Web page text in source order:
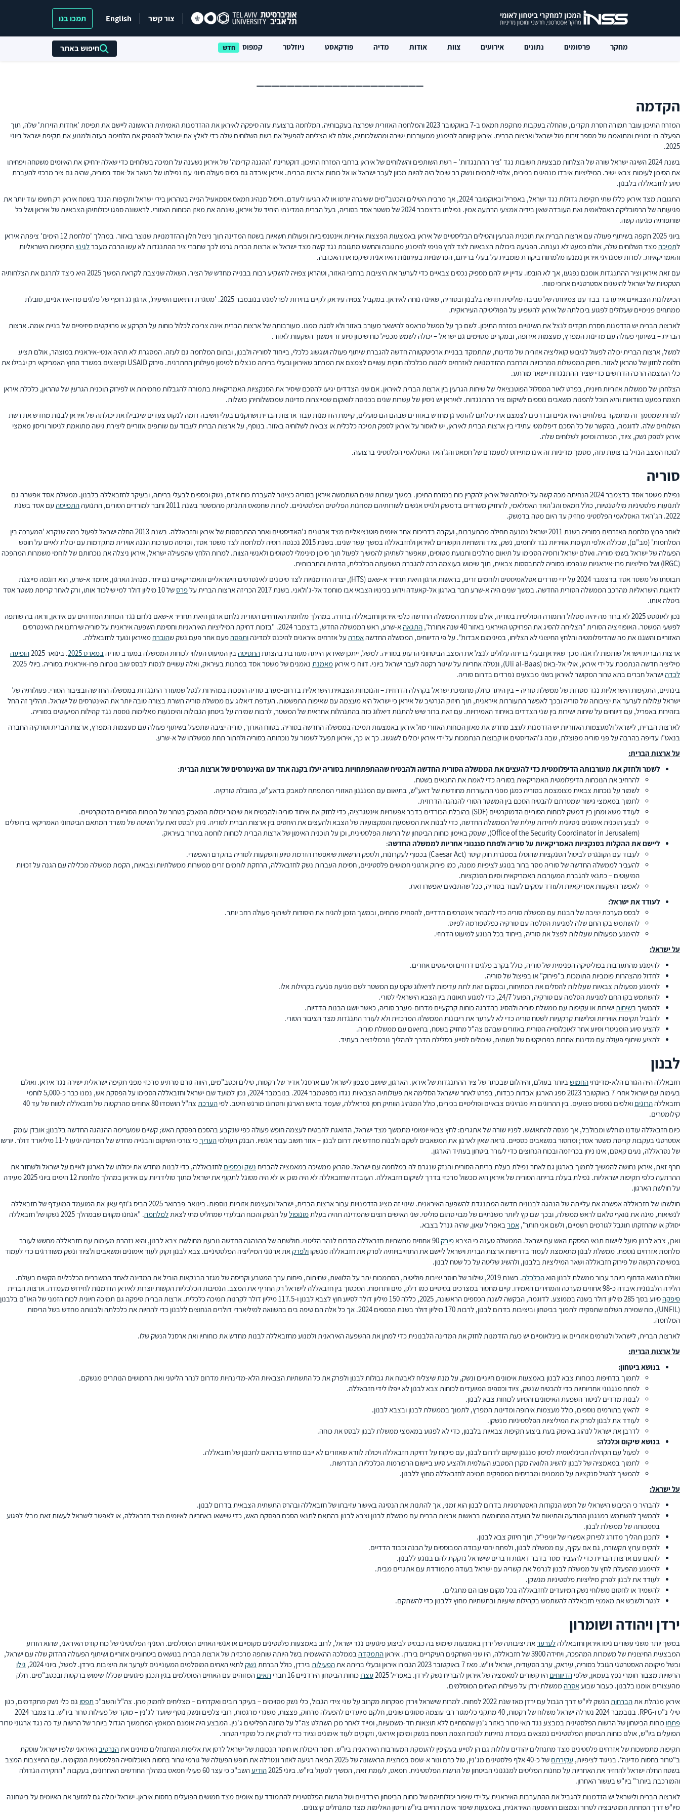
צור קשר English תמכו בנו
מחקר פרסומים נתונים אירועים צוות אודות מדיה פודקאסט ניוזלטר קמפוס חיפוש באתר
הקדמה
המזרח התיכון עובר תמורה חסרת תקדים, שהחלה בעקבות מתקפת חמאס ב-7 באוקטובר 2023 והמלחמה האזורית שפרצה בעקבותיה. המלחמה ברצועת עזה סיפקה לאיראן את ההזדמנות האמיתית הראשונה ליישם את תפיסת 'אחדות הזירות' שלה, תוך
הפעלה בו-זמנית ומתואמת של מספר זירות מול ישראל וארצות הברית. איראן קיוותה להימנע ממעורבות ישירה ומהשלכותיה, אולם לא הצליחה להפעיל את רשת השלוחים שלה כדי לאלץ את ישראל להפסיק את הלחימה בעזה ולמנוע את תקיפת ישראל ביוני
2025.
בשנת 2024 השיגה ישראל שורה של הצלחות מבצעיות חשובות נגד 'ציר ההתנגדות' – רשת השותפים והשלוחים של איראן ברחבי המזרח התיכון. דוקטרינת 'ההגנה קדימה' של איראן נשענה על תמיכה בשלוחים כדי שאלה ירחיקו את האיומים משטחה ויפחיתו
את הסיכון לעימות צבאי ישיר. המיליציות איבדו מנהיגים בכירים, אלפי לוחמים ונשק רב שיכול היה להיות מכוון לעבר ישראל או אל כוחות ארצות הברית. איראן איבדה גם בסיס פעולה חיוני עם נפילתו של בשאר אל-אסד בסוריה, שהיה גם ציר מרכזי להעברת
סיוע לחזבאללה בלבנון.
התגובות מצד איראן כללו שתי תקיפות גדולות נגד ישראל, באפריל ובאוקטובר 2024, אך מרבית הטילים והכטב"מים ששיגרה יורטו או לא הגיעו ליעדם. חיסול מנהיג חמאס אסמאעיל הנייה בטהראן בידי ישראל ותקיפות הנגד בשטח איראן רק חשפו עוד יותר את
פגיעותה של הרפובליקה האסלאמית ואת העובדה שאין בידיה אמצעי הרתעה אמין. נפילתו בדצמבר 2024 של משטר אסד בסוריה, בעל הברית המדינתי היחיד של איראן, שינתה את מאזן הכוחות האזורי. לראשונה ספגו יכולותיהן הצבאיות של איראן ושל כל
שותפותיה פגיעה קשה.
ביוני 2025 תקפה בשיתוף פעולה עם ארצות הברית את תוכנית הגרעין והטילים הבליסטיים של איראן באמצעות הפצצות אוויריות אינטנסיביות ופעולות חשאיות בשטח המדינה תוך ניצול חלון ההזדמנויות שנוצר באזור. במהלך 'מלחמת 12 הימים' ציפתה איראן
לתמיכהמצד השלוחים שלה, אולם כמעט לא נענתה. הפגיעה ביכולות הצבאיות לצד לחץ פנימי להימנע מתגובה והחשש מתגובת נגד קשה מצד ישראל או ארצות הברית גרמו לכך שחברי ציר ההתנגדות לא עשו הרבה מעברלגינוי התקיפות הישראליות
והאמריקאיות. למרות שמנהיגי איראן נמנעו מלמתוח ביקורת פומבית על בעלי בריתם, הפרשנויות בעיתונות האיראנית שיקפו את האכזבה.
עם זאת איראן וציר ההתנגדות אומנם נפגעו, אך לא הובסו. עדיין יש להם מספיק נכסים צבאיים כדי לערער את היציבות ברחבי האזור, וטהראן צפויה להשקיע רבות בבנייה מחדש של הציר. השאלה שניצבת לקראת המשך 2025 היא כיצד לתרגם את הצלחותיה
הטקטיות של ישראל להישגים אסטרטגיים ארוכי טווח.
הכישלונות הצבאיים אירעו בד בבד עם צמיחתה של סביבה פוליטית חדשה בלבנון ובסוריה, שאינה נוחה לאיראן. במקביל צפויה עיראק לקיים בחירות לפרלמנט בנובמבר 2025. 'מסגרת התיאום השיעית', ארגון גג רופף של פלגים פרו-איראניים, סובלת
ממתחים פנימיים שעלולים לפגוע ביכולתה של איראן להשפיע על הפוליטיקה העיראקית.
לארצות הברית יש הזדמנות חסרת תקדים לנצל את השינויים במזרח התיכון. לשם כך על ממשל טראמפ להישאר מעורב באזור ולא לסגת ממנו. מעורבותה של ארצות הברית אינה צריכה לכלול כוחות על הקרקע או פרויקטים סיזיפיים של בניית אומה. ארצות
הברית – בשיתוף פעולה עם מדינות המפרץ, מעצמות אירופה, ובמקרים מסוימים גם ישראל – יכולה לשמש מכפיל כוח שיכוון סיוע זר וימשוך השקעות לאזור.
למשל, ארצות הברית יכולה לפעול לגיבוש קואליציה אזורית של מדינות, שתתמקד בבניית ארכיטקטורה חדשה להגברת שיתוף פעולה ושגשוג כלכלי, בייחוד לסוריה ולבנון, ובתום המלחמה גם לעזה. המסגרת לא תהיה אנטי-איראנית במוצהר, אולם תציע
חלופה לחזון של טהראן לאזור. חיזוק הממשלות המרכזיות והרחבת ההזדמנויות לאזרחים ליהנות מכלכלה חוקית עשויים לצמצם את המרחב שאיראן ובעלי בריתה מנצלים למימון פעילותן החתרנית. פירוק USAID וקיצוצים במשרד החוץ האמריקאי רק יגבילו את
כלי העוצמה הרכה הדרושים כדי שציר ההתנגדות יישאר מורתע.
הצלחתן של ממשלות אזוריות חיונית, בפרט לאור המסלול הפוטנציאלי של שיחות הגרעין בין ארצות הברית לאיראן. אם שני הצדדים יגיעו להסכם שיסיר את הסנקציות האמריקאיות בתמורה להגבלות מחמירות או לפירוק תוכנית הגרעין של טהראן, כלכלת איראן
תצמח כמעט בוודאות והיא תוכל להפנות משאבים נוספים לשיקום ציר ההתנגדות. לאיראן יש ניסיון של עשרות שנים בכניסה לוואקום שמייצרות מדינות שממשלותיהן כושלות.
למרות שמסמך זה מתמקד בשלוחים האיראניים ובדרכים לצמצם את יכולתם להתארגן מחדש באזורים שבהם הם פועלים, קיימת הזדמנות עבור ארצות הברית ושחקנים בעלי חשיבה דומה לנקוט צעדים שיגבילו את יכולתה של איראן לבנות מחדש את רשת
השלוחים שלה. לדוגמה, בהקשר של כל הסכם דיפלומטי עתידי בין ארצות הברית לאיראן, יש לאסור על איראן לספק תמיכה כלכלית או צבאית לשלוחיה באזור. בנוסף, על ארצות הברית לעבוד עם שותפים אזוריים ליצירת גישה מתואמת לניטור וריסון מאמצי
איראן לספק נשק, ציוד, הכשרה ומימון לשלוחים שלה.
לנוכח המצב הנזיל ברצועת עזה, מסמך מדיניות זה אינו מתייחס למעמדם של חמאס והג'האד האסלאמי הפלסטיני ברצועה.
סוריה
נפילת משטר אסד בדצמבר 2024 הנחיתה מכה קשה על יכולתה של איראן להקרין כוח במזרח התיכון. במשך עשרות שנים השתמשה איראן בסוריה כצינור להעברת כוח אדם, נשק וכספים לבעלי בריתה, ובעיקר לחזבאללה בלבנון. ממשלת אסד אפשרה גם
לתנועות פלסטיניות מיליטנטיות, כולל חמאס והג'האד האסלאמי, להחזיק משרדים בדמשק ולגייס אנשים לשורותיהם ממחנות הפליטים הפלסטיניים. למרות שחמאס התנתק מהמשטר בשנת 2011 וחבר למורדים הסורים, התנועה
התפייסהעם אסד בשנת
2022. הג'האד האסלאמי הפלסטיני מחזיק עד היום מטה בדמשק.
לאחר פרוץ מלחמת האזרחים בסוריה בשנת 2011 ישראל נמנעה תחילה מהתערבות, ועקבה בדריכות אחר איומים פוטנציאליים מצד ארגונים ג'האדיסטיים ואחר ההתבססות של איראן וחזבאללה. בשנת 2013 החלה ישראל לפעול במה שנקרא 'המערכה בין
המלחמות' (מב"ם), שכללה אלפי תקיפות אוויריות נגד לוחמים, נשק, ציוד ותשתיות הקשורים לאיראן ולחזבאללה במשך עשר שנים. בשנת 2015 נכנסה רוסיה למלחמה לצד משטר אסד, ופרסה מערכות הגנה אווירית מתקדמות עם יכולת לאיים על חופש
הפעולה של ישראל בשמי סוריה. ואולם ישראל ורוסיה הסכימו על תיאום מהלכים ותנועת מטוסים, שאפשר לשתיהן להמשיך לפעול תוך סיכון מינימלי למטוסים ולאנשי הצוות. למרות הלחץ שהפעילה ישראל, איראן ניצלה את נוכחותם של לוחמי משמרות המהפכה
(IRGC) ושל מיליציות פרו-איראניות שנפרסו בסוריה להתבססות צבאית, תוך שימוש בעוצמה רכה להגברת השפעתה הכלכלית, הדתית והתרבותית.
תבוסתו של משטר אסד בדצמבר 2024 על ידי מורדים אסלאמיסטים ולוחמים זרים, בראשות ארגון היאת תחריר א-שאם (HTS), יצרה הזדמנויות לצד סיכונים לאינטרסים הישראליים והאמריקאיים גם יחד. מנהיג הארגון, אחמד א-שרע, הוא דוגמה מייצגת
לדאגות הישראליות מהרכב הממשלה הסורית החדשה. במשך שנים היה א-שרע חבר בארגון אל-קאעדה וידוע בכינויו הצבאי אבו מוחמד אל-ג'ולאני. בשנת 2017 הכריזה ארצות הברית על
פרס
של 10 מיליון דולר למי שילכוד אותו, ורק לאחר קריסת משטר אסד
ביטלה אותו.
נכון לאוגוסט 2025 לא ברור מה יהיה מסלול התמורה הפוליטית בסוריה, אולם עמדת הממשלה החדשה כלפי איראן וחזבאללה ברורה. במהלך מלחמת האזרחים הסורית נלחם ארגון היאת תחריר א-שאם נלחם נגד הכוחות המזדהים עם איראן, וראה בה שותפה
לפשעי המשטר. האופוזיציה הסורית "הצליחה להסיג את הפרויקט האיראני באזור 40 שנה אחורה",
התגאה
א-שרע, ראש הממשלה החדש, בדצמבר 2024. "בזכות דחיקת המיליציות האיראניות וחסימת השפעה איראנית על סוריה שירתנו את האינטרסים
האזוריים והשגנו את מה שהדיפלומטיה והלחץ החיצוני לא הצליחו, במינימום אבדות". על פי הדיווחים, הממשלה החדשה אסרהעל אזרחים איראנים להיכנס למדינה ותפסהפעם אחר פעם נשק שהוברח מאיראן ונועד לחזבאללה.
ארצות הברית וישראל שותפות לדאגה מכך שאיראן ובעלי בריתה עלולים לנצל את המצב הביטחוני הרעוע בסוריה. למשל, ייתכן שאיראן הייתה מעורבת בהצתתהתסיסהבין המיעוט העלווי לכוחות הממשלה במערב סוריה במארס 2025 . בינואר 2025
הופיעה
מיליציה חדשה הנתמכת על ידי איראן, אולי אל-באס (Uli al-Baas), ונטלה אחריות על שיגור רקטה לעבר ישראל ביוני. דווח כי איראן
מאמנת נאמנים של משטר אסד במחנות בעיראק, ואלה עשויים לנסות לבסס שוב נוכחות פרו-איראנית בסוריה. ביולי 2025
לכדהישראל חברים בתא טרור המקושר לאיראן בשני מבצעים נפרדים בדרום סוריה.
בינתיים, התקיפות הישראליות נגד מטרות של ממשלת סוריה – בין היתר כחלק מתמיכת ישראל בקהילה הדרוזית – והנוכחות הצבאית הישראלית בדרום-מערב סוריה הופכות במהירות לנטל שמעורר התנגדות בממשלה החדשה ובציבור הסורי. פעולותיה של
ישראל עלולות לערער את יציבותה של סוריה ובכך לאפשר התעוררות איראנית, תוך חיזוק הנרטיב של איראן כי ישראל היא מעצמה עם שאיפות התפשטות. העדפת דיאלוג עם ממשלת סוריה תשרת בצורה טובה יותר את האינטרסים של ישראל. תהליך זה החל
בזהירות באפריל, עם דיווחים על שיחות ישירות בין שני הצדדים באיחוד האמירויות. עם זאת ברור שיש להתנות דיאלוג כזה בהתנהלות אחראית של המשטר, לרבות שמירה על ביטחון הגבולות והימנעות מאלימות נוספת נגד קהילות המיעוטים בסוריה.
לארצות הברית, לישראל ולמעצמות האזוריות יש הזדמנות לעצב מחדש את מאזן הכוחות האזורי מול איראן באמצעות תמיכה בממשלה החדשה בסוריה. בטווח הארוך, סוריה יציבה שתפעל בשיתוף פעולה עם מעצמות המפרץ, ארצות הברית וטורקיה החברה
בנאט"ו עדיפה בהרבה על פני סוריה מפוצלת, שבה ג'האדיסטים או קבוצות הנתמכות על ידי איראן יכולים לשגשג. כך או כך, איראן תפעל לשמור על נוכחותה בסוריה ולחתור תחת ממשלתו של א-שרע.
על ארצות הברית:
לשמר ולחזק את מעורבותה הדיפלומטית כדי להעצים את הממשלה הסורית החדשה ולהבטיח שההתפתחויות בסוריה יעלו בקנה אחד עם האינטרסים של ארצות הברית:
להרחיב את הנוכחות הדיפלומטית האמריקאית בסוריה כדי לאמת את התנאים בשטח.
לשמור על נוכחות צבאית מצומצמת בסוריה כמגן מפני התעוררות מחודשת של דאע"ש, בתיאום עם המנגנון האזורי המתפתח למאבק בדאע"ש, בהובלת טורקיה.
לתמוך במאמצי גישור שמטרתם להבטיח הסכם בין המשטר הסורי להנהגה הדרוזית.
לעודד משא ומתן בין דמשק לכוחות הסוריים הדמוקרטיים (SDF) בהובלת הכורדים בדבר אפשרויות אינטגרציה, כדי לחזק את איחוד סוריה ולהבטיח את שימור יכולות המאבק בטרור של הכוחות הסוריים הדמוקרטיים.
לבצע תוכנית אימונים ניסיונית ליחידות עילית של הממשלה החדשה, כדי לבנות את המשמעת והמקצועיות של הצבא ולהעצים את היחסים בין ארצות הברית לסוריה. ניתן לבסס זאת על השיטה של משרד המתאם הביטחוני האמריקאי בירושלים
(Office of the Security Coordinator in Jerusalem), שעסק באימון כוחות הביטחון של הרשות הפלסטינית, וכן על תוכנית האימון של ארצות הברית לכוחות לוחמה בטרור בעיראק.
ליישם את ההקלות בסנקציות האמריקאיות על סוריה ולפתח מנגנוני אחריות לממשלה החדשה:
לעבוד עם הקונגרס לביטול הסנקציות שהוטלו במסגרת חוק קיסר (Caesar Act) בכפוף לעקרונות, ולספק הרשאות שיאפשרו הזרמת סיוע והשקעות לסוריה בהקדם האפשרי.
להעביר לממשלה החדשה של סוריה מסר ברור בנוגע לציפיות ממנה, כמו פירוק ארגוני חמושים פלסטיניים, חסימת העברות נשק לחזבאללה, הרחקת לוחמים זרים ממשרות ממשלתיות וצבאיות, הקמת ממשלה מכלילה עם הגנה על זכויות
המיעוטים – כתנאי להגברת המעורבות האמריקאית וסיום הסנקציות.
לאפשר השקעות אמריקאיות ולעודד עסקים לעבוד בסוריה, ככל שהתנאים יאפשרו זאת.
לעודד את ישראל:
לבסס מערכת יציבה של הבנות עם ממשלת סוריה כדי להבהיר אינטרסים הדדיים, להפחית מתחים, ובמשך הזמן להניח את היסודות לשיתוף פעולה רחב יותר.
להשתמש בקו החם שלה למניעת הסלמה עם טורקיה כפלטפורמה לפיוס.
להימנע מפעולות שעלולות לפצל את סוריה, בייחוד בכל הנוגע למיעוט הדרוזי.
על ישראל:
להימנע מהתערבות בפוליטיקה הפנימית של סוריה, כולל בקרב פלגים דרוזים ומיעוטים אחרים.
לחדול מהצהרות פומביות התומכות ב"פירוק" או בפיצול של סוריה.
להימנע מפעולות צבאיות שעלולות להסלים את המתיחות, ובמקום זאת לתת עדיפות לדיאלוג שקט עם המשטר לשם מניעת פגיעה בקהילות אלו.
להשתמש בקו החם למניעת הסלמה עם טורקיה, הפועל 24/7, כדי למנוע תאונות בין הצבא הישראלי לסורי.
להמשיך בשיחותישירות או עקיפות עם ממשלת סוריה ולהסיג בהדרגה כוחות קרקעיים מדרום-מערב סוריה, כאשר יושגו הבנות הדדיות.
להגביל תקיפות אוויריות ופלישות קרקעיות לשטח סוריה כדי לא לערער את ריבונות הממשלה המרכזית ולא לעורר התנגדות מצד הציבור הסורי.
להציע סיוע הומניטרי וסיוע אחר לאוכלוסייה הסורית באזורים שבהם צה"ל מחזיק בשטח, בתיאום עם ממשלת סוריה.
להציע שיתוף פעולה עם מדינות אחרות בפרויקטים של תשתית, שיכולים לסייע בסלילת הדרך לתהליך נורמליזציה בעתיד.
לבנון
חזבאללה היה הגורם הלא-מדינתי החמושביותר בעולם, והיהלום שבכתר של ציר ההתנגדות של איראן. הארגון, שיושב מצפון לישראל עם ארסנל אדיר של רקטות, טילים וכטב"מים, היווה גורם מרתיע מרכזי מפני תקיפה ישראלית ישירה נגד איראן. ואולם
בעימות עם ישראל אחרי 7 באוקטובר 2023 ספג הארגון אבדות כבדות, בפרט לאחר שישראל הסלימה את פעולותיה הצבאיות נגדו בספטמבר 2024. בנובמבר 2024, נכון למועד שבו ישראל וחזבאללה הסכימו על הפסקת אש, נמנו כבר כ-5,000 לוחמי
חזבאללה הרוגים ואלפים נוספים פצועים. בין ההרוגים היו מנהיגים צבאיים ופוליטיים בכירים, כולל המנהיג הוותיק חסן נסראללה, שעמד בראש הארגון וחסרונו מורגש היטב. לפי הערכת
צה"ל הושמדו 80 אחוזים מהרקטות של חזבאללה לטווח של עד 40
קילומטרים.
כיום חזבאללה עודנו מוחלש ומבולבל, אך מנסה להתאושש. לפניו שורה של אתגרים: לחץ צבאי יומיומי מתמשך מצד ישראל, הדואגת להבטיח לעצמה חופש פעולה כפי שנקבע בהסכם הפסקת האש; קשיים שמערימה ההנהגה החדשה בלבנון; אובדן עומק
אסטרטגי בעקבות קריסת משטר אסד; ומחסור במשאבים כספיים. נראה שאין לארגון את המשאבים לשקם ולבנות מחדש את דרום לבנון – אזור חשוב עבור אנשיו. הבנק העולמי העריך
כי צורכי השיקום והבנייה מחדש של המדינה יגיעו ל-11 מיליארד דולר. יורשו
של נסראללה, נעים קאסם, אינו ניחן בכריזמה ובכוח הנחוצים כדי לעורר ביטחון בעתיד הארגון.
חרף זאת, איראן נחושה להמשיך לתמוך בארגון גם לאחר נפילת בעלת בריתה הסורית והנזק שנגרם לה במלחמה עם ישראל. טהראן ממשיכה במאמציה להבריח נשקוכספים לחזבאללה, כדי לבנות מחדש את יכולתו של הארגון לאיים על ישראל ולשחזר את
ההרתעה כלפי תקיפות ישראליות. נפילת בעלת בריתה הסורית של איראן היא מכשול מרכזי בדרך לשיקום חזבאללה. העובדה שחזבאללה לא היה מוכן או לא היה מסוגל לתקוף את ישראל מתוך סולידריות עם איראן במהלך מלחמת 12 הימים ביוני 2025 מעידה
על חולשת הארגון.
חולשתו של חזבאללה אפשרה את עלייתה של הנהגה לבנונית חדשה המתנגדת להשפעה האיראנית. שינוי זה מציג הזדמנויות עבור ארצות הברית, ישראל ומעצמות אזוריות נוספות. בינואר-פברואר 2025 הביס ג'וזף עאון את המועמד המועדף של חזבאללה
לנשיאות, מינה את נוואף סלאם לראש ממשלה, ובכך שם קץ ליותר משנתיים של מבוי סתום פוליטי. שני האישים רוצים שהמדינה תהיה בעלתמונופולעל הנשק והכוח הבלעדי שמחליט מתי לצאתלמלחמה
. "אנחנו מקווים שבמהלך 2025 נשקו של חזבאללה
יסולק או שהחזקתו תוגבל לגורמים רשמיים, ולשם אני חותר", אמרבאפריל עאון, שהיה גנרל בצבא.
ואכן, צבא לבנון פועל ליישום תנאי הפסקת האש עם ישראל. הממשלה טענה כי הצבאפירק
90 אחוזים מתשתיות חזבאללה מדרום לנהר הליטני. חולשתה של ההנהגה החדשה נובעת מחולשת צבא לבנון, והיא נזהרת מעימות עם חזבאללה מחשש לעורר
מלחמת אזרחים נוספת. ממשלת לבנון מתאמצת לעמוד בדרישות ארצות הברית וישראל ליישם את התחייבויותיה לפרק את חזבאללה מנשקו ולפרקאת ארגוני המיליציה הפלסטיניים. צבא לבנון זקוק לעוד אימונים ומשאבים ולציוד ונשק משודרגים כדי לעמוד
במשימה הקשה של פירוק חזבאללה ושאר המיליציות בלבנון, ולהשיג שליטה על כל שטח לבנון.
ואולם הנושא הדחוף ביותר עבור ממשלת לבנון הואהכלכלה
. בשנת 2019, שילוב של חוסר יציבות פוליטית, הסתמכות יתר על הלוואות, שחיתות, פיחות ערך המטבע וקריסה של מגזר הבנקאות הוביל את המדינה לאחד המשברים הכלכליים הקשים בעולם.
הלירה הלבנונית איבדה כ-98 אחוזים מערכה והמחירים האמירו. קיים מחסור במצרכים בסיסיים כמו דלק, מים ותרופות. הסכסוך בין חזבאללה לישראל רק החריף את המצב. הנסיבות הכלכליות הקשות יוצרות לאיראן הזדמנות לחידוש מעמדה. ארצות הברית
סיפקה
סיוע בסך 285 מיליון דולר בשנה בממוצע. לדוגמה, הבקשה לשנת הכספים הראשונה, 2025, כללה 150 מיליון דולר לסיוע חוץ לצבא לבנון ו-117.5 מיליון דולר לקרנות תמיכה כלכלית. ארצות הברית סיפקה גם תמיכה חיונית לכוח הזמני של האו"ם בלבנון
(UNFIL), כוח שמירת השלום שתפקידו לתמוך בביטחון וביציבות בדרום לבנון, לרבות 170 מיליון דולר בשנת הכספים 2024. אך כל אלה הם טיפה בים בהשוואה למיליארדי דולרים הנחוצים ללבנון כדי להחיות את כלכלתה ולבנותה מחדש בשל הריסות
המלחמה.
לארצות הברית, לישראל ולגורמים אזוריים או בינלאומיים יש כעת הזדמנות לחזק את המדינה הלבנונית כדי למתן את ההשפעה האיראנית ולמנוע מחזבאללה לבנות מחדש את כוחותיו ואת ארסנל הנשק שלו.
על ארצות הברית:
בנושא ביטחון:
לתמוך בדחיפות בכוחות צבא לבנון באמצעות אימונים חיוניים ונשק, על מנת שיצליח לאבטח את גבולות לבנון ולפרק את כל התשתיות הצבאיות הלא-מדינתיות מדרום לנהר הליטני ואת החמושים הנותרים מנשקם.
לפתח מנגנוני אחריותיות כדי להבטיח שנשק, ציוד וכספים המיועדים לכוחות צבא לבנון לא ייפלו לידי חזבאללה.
לבנות מדדים לניטור השפעת האימונים והסיוע לכוחות צבא לבנון.
להאיץ בתורמים נוספים, כולל מעצמות אירופה ומדינות המפרץ, לתמוך בממשלת לבנון ובצבא לבנון.
לעודד את לבנון לפרק את המיליציות הפלסטיניות מנשקן.
לדרבן את ישראל לנהוג באיפוק בעת ביצוע תקיפות צבאיות בלבנון, כדי לא לפגוע במאמצי ממשלת לבנון לבסס את כוחה.
בנושא שיקום וכלכלה:
לפעול עם הקהילה הבינלאומית למימון מנגנון שיקום לדרום לבנון, עם פיקוח על דחיקת חזבאללה ויכולת לוודא שאזורים לא ייבנו מחדש בהתאם לתכנון של חזבאללה.
לתמוך במאמציה של לבנון להשיג הלוואה מקרן המטבע העולמית ולהציע סיוע ביישום הרפורמות הכלכליות הנדרשות.
להמשיך להטיל סנקציות על מממנים ומבריחים המספקים תמיכה לחזבאללה מחוץ ללבנון.
על ישראל:
להבהיר כי הכיבוש הישראלי של חמש הנקודות האסטרטגיות בדרום לבנון הוא זמני, אך להתנות את הנסיגה באישור עזיבתו של חזבאללה ובהרס התשתית הצבאית בדרום לבנון.
להמשיך להשתמש במנגנון ההודעה והתיאום של הוועדה המחומשת בראשות ארצות הברית עם ממשלת לבנון וצבא לבנון בהתאם לתנאי הסכם הפסקת האש, כדי שיישאו באחריות לאיומים מצד חזבאללה, או לאפשר לישראל לעשות זאת מבלי לפגוע
בסמכותה של ממשלת לבנון.
לתכנן תהליך מדורג לפירוק אפשרי של יוניפי"ל, תוך חיזוק צבא לבנון.
להקים ערוץ תקשורת, גם אם עקיף, עם ממשלת לבנון, ולפתח יחסי עבודה המבוססים על הבנה וכבוד הדדיים.
לתאם עם ארצות הברית כדי להעביר מסר בדבר דאגות ודברים שישראל נזקקת להם בנוגע ללבנון.
להימנע מהפעלת לחץ על ממשלת לבנון לנרמל את קשריה עם ישראל בעודה מתמודדת עם אתגרים מבית.
לעודד את לבנון לפרק מיליציות פלסטיניות מנשקן.
להשמיד או לחסום משלוחי נשק המיועדים לחזבאללה בכל מקום שבו הם מתגלים.
לנטר ולשבש את מאמצי חזבאללה להשתמש בקהילות שיעיות ובתשתיות מחוץ ללבנון כדי להשתקם.
ירדן ויהודה ושומרון
במשך יותר משני עשורים ניסו איראן וחזבאללה לערעראת יציבותה של ירדן באמצעות שימוש בה כבסיס לביצוע פיגועים נגד ישראל, לרוב באמצעות פלסטינים מקומיים או אנשי האחים המוסלמים. הסניף הפלסטיני של כוח קודס האיראני, שהוא הזרוע
המבצעית החיצונית של משמרות המהפכה, ויחידה 3900 של חזבאללה, היו שני השחקנים העיקריים בירדן. איראן
התמקדהבממלכה ההאשמית בשל היותה שותפה מרכזית של ארצות הברית בנושאים ביטחוניים אזוריים ושיתוף הפעולה ההדוק שלה עם ישראל,
ובשל מיקומה האסטרטגי הגובל בסוריה, עיראק, ערב הסעודית, ישראל ויו"ש. מאז 7 באוקטובר 2023 הגבירו איראן ובעלי בריתה את
הפעילותבירדן, כולל הברחת נשקלתאי האחים המוסלמים המעוניינים לערער את היציבות בירדן. למשל, ביוני 2024,
גילו
הרשויות מצבור חומרי נפץ בעמאן, שלפי הדיווחים היו קשורים למאמציה של איראן להבריח נשק לירדן. באפריל 2025 עצרו כוחות הביטחון הירדניים 16 חברי תאים המזוהים עם האחים המוסלמים בגין תכנון פיגועים שכללו שימוש ברקטות ובכטב"מים. חלק
מהעצורים אומנו בלבנון. כעבור שבועאסרהממשלת ירדן על פעילות האחים המוסלמים.
איראן מנהלת אתהברחותהנשק ליו"ש דרך הגבול עם ירדן מאז שנת 2022 לפחות. למרות שישראל וירדן מפקחות מקרוב על שני צידי הגבול, כלי נשק מסוימים – בעיקר רובים ואקדחים – מצליחים לחמוק מהן. צה"ל והשב"כ תפסו גם כלי נשק מתקדמים, כגון
טילי נ"ט ו-RPG. בנובמבר 2024 נטרלה ישראל משלוח של רקטות, 40 מתקני כלימגור רבי עוצמה מסוגים שונים, חלקם מיועדים להפעלה מרחוק, פצצות, משגרי מרגמות, רובי צלפים ונשק נוסף שיועד לג'נין – מוקד של פעילות טרור ביו"ש. בדצמבר 2024
פתחו כוחות הביטחון של הרשות הפלסטינית במבצע נגד תאי טרור באזור ג'נין שהסתיים ללא תוצאות חד-משמעיות, ומייד לאחר מכן השתלט צה"ל על מחנה הפליטים ג'נין. המבצע היה אומנם המאמץ המתמשך הגדול ביותר של הרשות עד כה נגד ארגוני טרור
הפועלים ביו"ש, אולם כוחות הביטחון הפלסטיניים נמצאים בעמדת נחיתות לנוכח הצפת השטח בנשק ומימון איראני, וזקוקים לעוד אימונים וציוד כדי לפרק את כל מוקדי הטרור.
תקיפות מתמשכות של אזרחים פלסטינים מצד מתנחלים יהודים עלולות גם הן לסייע בעקיפין להעמקת המעורבות האיראנית ביו"ש. חוסר היכולת או חוסר הנכונות של ישראל לרסן את אלימות המתנחלים מזינים אתהנרטיבהאיראני שלפיו ישראל עוסקת
ב"טרור בחסות מדינה". בניגוד לציפיות, עקירתם
של כ-40 אלף פלסטינים מג'נין, טול כרם ונור א-שמס במחצית הראשונה של 2025 הביאה רגיעה לאזור ונטרלה את חופש הפעולה של גורמי טרור בחסות האוכלוסייה הפלסטינית המקומית. עם התייצבות המצב
בשטח החלה ישראל להחזיר את האחריות על מחנות הפליטים למנגנוני הביטחון של הרשות הפלסטינית. חמאס, לעומת זאת, המשיך לפעול ביו"ש. ביוני 2025
הודיע
השב"כ כי עצר 60 פעילי חמאס במהלך החודשים האחרונים, בעקבות "החקירה הגדולה
והמורכבת ביותר" ביו"ש בעשור האחרון.
לארצות הברית ולישראל יש הזדמנות להגביל את ההתערבות האיראנית על ידי שיפור יכולותיהם של כוחות הביטחון הירדניים ושל הרשות הפלסטינית להתמודד עם איומים מצד חמושים הפועלים בחסות איראן. ישראל יכולה גם למזער את האיומים על ביטחונה
מיו"ש דרך הפחתת המוטיבציה לטרור וצמצום ההשפעה האיראנית, באמצעות שיפור איכות החיים ביו"ש וריסון האלימות מצד מתנחלים קיצונים.